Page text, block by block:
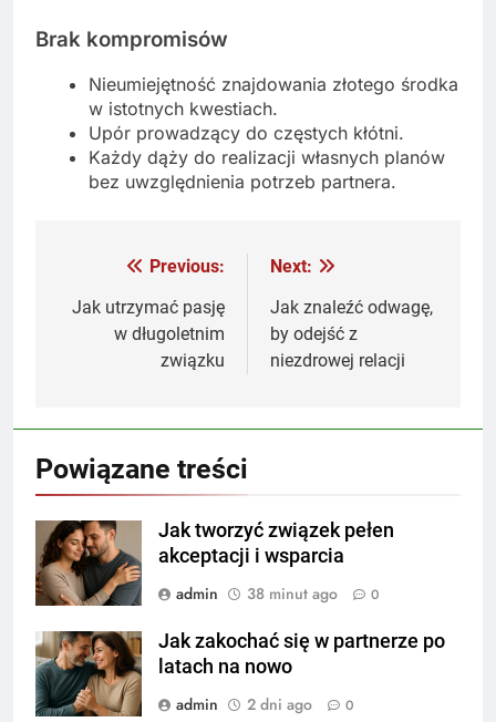
Brak kompromisów
Nieumiejętność znajdowania złotego środka
w istotnych kwestiach.
Upór prowadzący do częstych kłótni.
Każdy dąży do realizacji własnych planów
bez uwzględnienia potrzeb partnera.
Nawigacja
wpisu
Previous:
Jak utrzymać pasję
w długoletnim
związku
Next:
Jak znaleźć odwagę,
by odejść z
niezdrowej relacji
Powiązane treści
Jak tworzyć związek pełen
akceptacji i wsparcia
admin
38 minut ago 0
Jak zakochać się w partnerze po
latach na nowo
admin
2 dni ago 0